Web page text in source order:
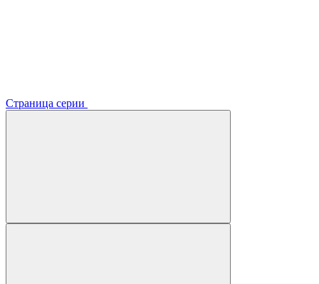
Страница серии